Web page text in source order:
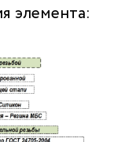
элемента: